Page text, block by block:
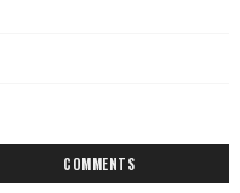
COMMENTS